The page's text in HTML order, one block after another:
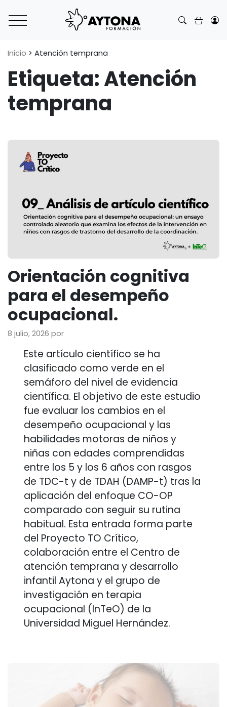
Main Navigation
Inicio > Atención temprana
Etiqueta:Atención
temprana
Orientación cognitiva
para el desempeño
ocupacional.
8 julio, 2026 por
Este artículo científico se ha
clasificado como verde en el
semáforo del nivel de evidencia
científica. El objetivo de este estudio
fue evaluar los cambios en el
desempeño ocupacional y las
habilidades motoras de niños y
niñas con edades comprendidas
entre los 5 y los 6 años con rasgos
de TDC-t y de TDAH (DAMP-t) tras la
aplicación del enfoque CO-OP
comparado con seguir su rutina
habitual. Esta entrada forma parte
del Proyecto TO Crítico,
colaboración entre el Centro de
atención temprana y desarrollo
infantil Aytona y el grupo de
investigación en terapia
ocupacional (InTeO) de la
Universidad Miguel Hernández.